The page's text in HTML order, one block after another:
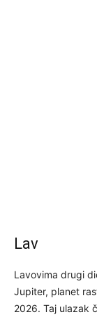
Lav
Lavovima drugi
Jupiter, planet
2026. Taj ulazak